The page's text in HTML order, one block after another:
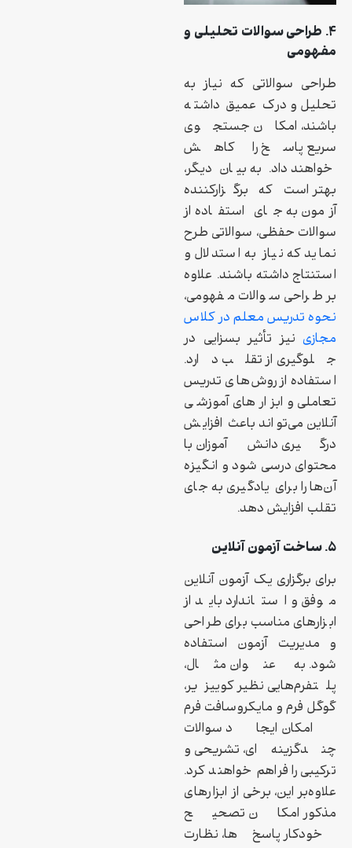
۴. طراحی سوالات تحلیلی و
مفهومی
طراحی سوالاتی که نیاز به
تحلیل و درک عمیق داشته
باشند، امکان جستجوی
سریع پاسخ را کاهش
خواهند داد. به بیان دیگر،
بهتر است که برگزارکننده
آزمون به جای استفاده از
سوالات حفظی، سوالاتی طرح
نماید که نیاز به استدلال و
استنتاج داشته باشند. علاوه
بر طراحی سوالات مفهومی،
نحوه تدریس معلم در کلاس
مجازی نیز تأثیر بسزایی در
جلوگیری از تقلب دارد.
استفاده از روش‌های تدریس
تعاملی و ابزارهای آموزشی
آنلاین می‌تواند باعث افزایش
درگیری دانش‌آموزان با
محتوای درسی شود و انگیزه
آن‌ها را برای یادگیری به جای
تقلب افزایش دهد.
۵. ساخت آزمون آنلاین
برای برگزاری یک آزمون آنلاین
موفق و استاندارد باید از
ابزارهای مناسب برای طراحی
و مدیریت آزمون استفاده
شود. به عنوان مثال،
پلتفرم‌هایی نظیر کوییزیر،
گوگل فرم و مایکروسافت فرم
امکان ایجاد سوالات
چندگزینه‌ای، تشریحی و
ترکیبی را فراهم خواهند کرد.
علاوه‌بر این، برخی از ابزارهای
مذکور امکان تصحیح
خودکار پاسخ‌ها، نظارت